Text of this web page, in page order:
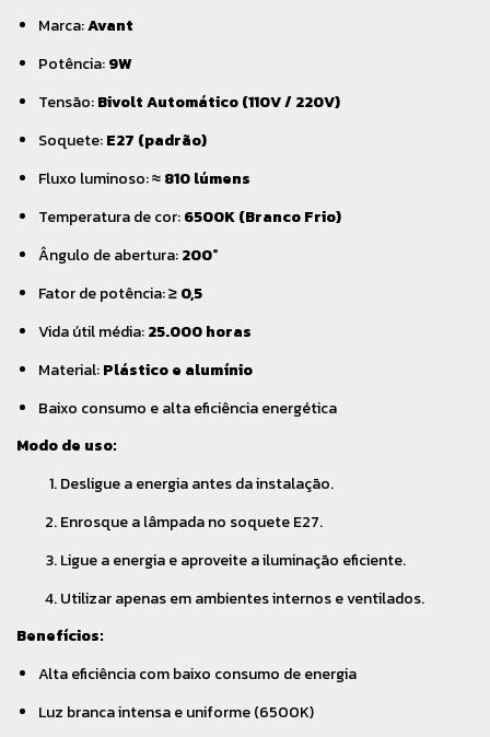
Marca:Avant
Potência:9W
Tensão:Bivolt Automático (110V / 220V)
Soquete:E27 (padrão)
Fluxo luminoso:≈ 810 lúmens
Temperatura de cor:6500K (Branco Frio)
Ângulo de abertura:200°
Fator de potência:≥ 0,5
Vida útil média:25.000 horas
Material:Plástico e alumínio
Baixo consumo e alta eficiência energética
Modo de uso:
Desligue a energia antes da instalação.
Enrosque a lâmpada no soquete E27.
Ligue a energia e aproveite a iluminação eficiente.
Utilizar apenas em ambientes internos e ventilados.
Benefícios:
Alta eficiência com baixo consumo de energia
Luz branca intensa e uniforme (6500K)